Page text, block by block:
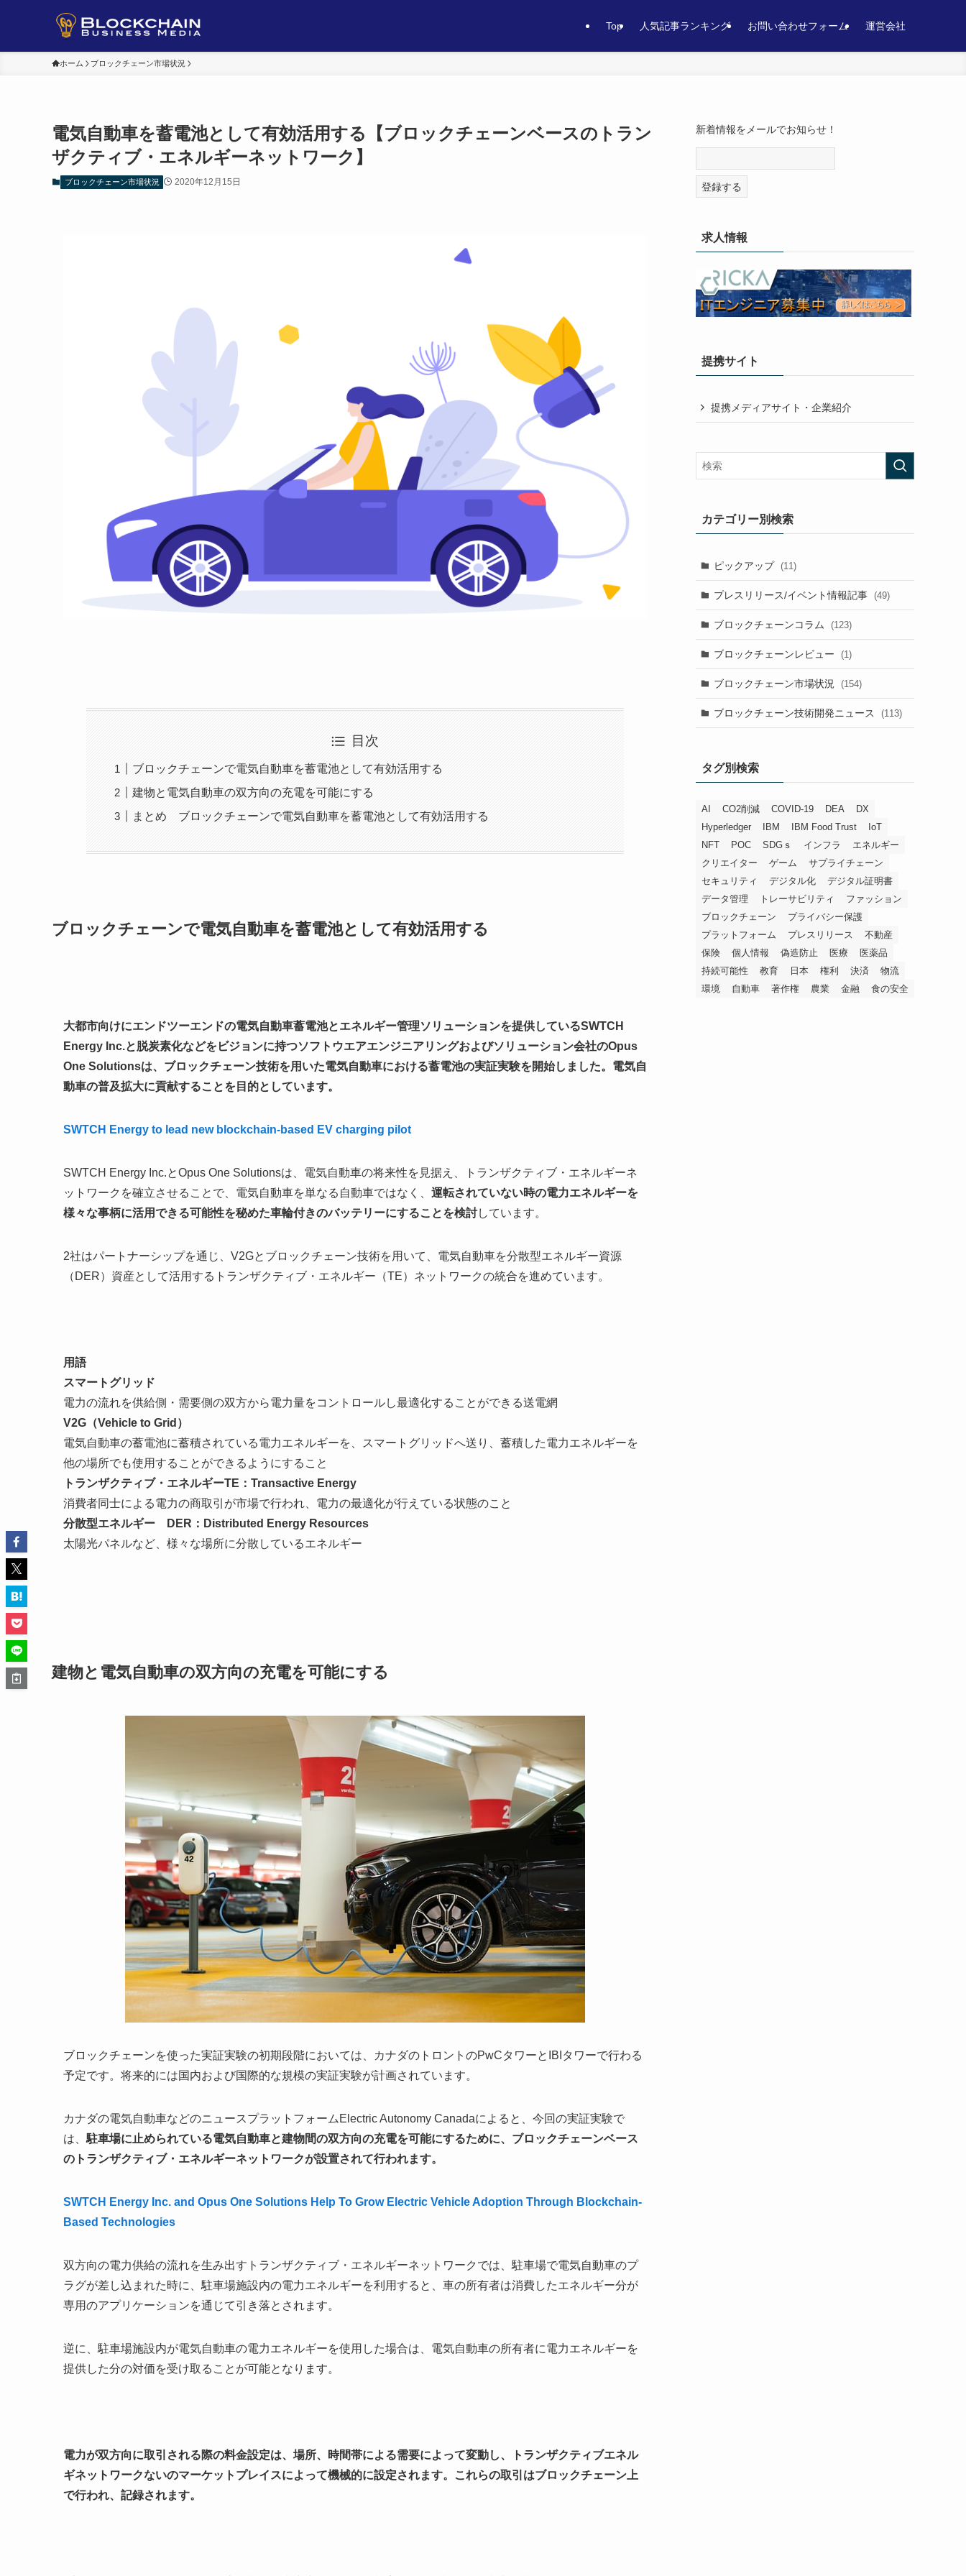
Top 人気記事ランキング お問い合わせフォーム 運営会社
ホーム ブロックチェーン市場状況
電気自動車を蓄電池として有効活用する【ブロックチェーンベースのトラン
ザクティブ・エネルギーネットワーク】
ブロックチェーン市場状況 2020年12月15日
目次
ブロックチェーンで電気自動車を蓄電池として有効活用する
建物と電気自動車の双方向の充電を可能にする
まとめ ブロックチェーンで電気自動車を蓄電池として有効活用する
ブロックチェーンで電気自動車を蓄電池として有効活用する
大都市向けにエンドツーエンドの電気自動車蓄電池とエネルギー管理ソリューションを提供しているSWTCH
Energy Inc.と脱炭素化などをビジョンに持つソフトウエアエンジニアリングおよびソリューション会社のOpus
One Solutionsは、ブロックチェーン技術を用いた電気自動車における蓄電池の実証実験を開始しました。電気自
動車の普及拡大に貢献することを目的としています。
SWTCH Energy to lead new blockchain-based EV charging pilot
SWTCH Energy Inc.とOpus One Solutionsは、電気自動車の将来性を見据え、トランザクティブ・エネルギーネ
ットワークを確立させることで、電気自動車を単なる自動車ではなく、 運転されていない時の電力エネルギーを
様々な事柄に活用できる可能性を秘めた車輪付きのバッテリーにすることを検討しています。
2社はパートナーシップを通じ、V2Gとブロックチェーン技術を用いて、電気自動車を分散型エネルギー資源
（DER）資産として活用するトランザクティブ・エネルギー（TE）ネットワークの統合を進めています。
用語
スマートグリッド
電力の流れを供給側・需要側の双方から電力量をコントロールし最適化することができる送電網
V2G（Vehicle to Grid）
電気自動車の蓄電池に蓄積されている電力エネルギーを、スマートグリッドへ送り、蓄積した電力エネルギーを
他の場所でも使用することができるようにすること
トランザクティブ・エネルギーTE：Transactive Energy
消費者同士による電力の商取引が市場で行われ、電力の最適化が行えている状態のこと
分散型エネルギー DER：Distributed Energy Resources
太陽光パネルなど、様々な場所に分散しているエネルギー
建物と電気自動車の双方向の充電を可能にする
ブロックチェーンを使った実証実験の初期段階においては、カナダのトロントのPwCタワーとIBIタワーで行わる
予定です。将来的には国内および国際的な規模の実証実験が計画されています。
カナダの電気自動車などのニュースプラットフォームElectric Autonomy Canadaによると、今回の実証実験で
は、 駐車場に止められている電気自動車と建物間の双方向の充電を可能にするために、ブロックチェーンベース
のトランザクティブ・エネルギーネットワークが設置されて行われます。
SWTCH Energy Inc. and Opus One Solutions Help To Grow Electric Vehicle Adoption Through Blockchain-
Based Technologies
双方向の電力供給の流れを生み出すトランザクティブ・エネルギーネットワークでは、駐車場で電気自動車のプ
ラグが差し込まれた時に、駐車場施設内の電力エネルギーを利用すると、車の所有者は消費したエネルギー分が
専用のアプリケーションを通じて引き落とされます。
逆に、駐車場施設内が電気自動車の電力エネルギーを使用した場合は、電気自動車の所有者に電力エネルギーを
提供した分の対価を受け取ることが可能となります。
電力が双方向に取引される際の料金設定は、場所、時間帯による需要によって変動し、トランザクティブエネル
ギネットワークないのマーケットプレイスによって機械的に設定されます。これらの取引はブロックチェーン上
で行われ、記録されます。
新着情報をメールでお知らせ！
求人情報
提携サイト
提携メディアサイト・企業紹介
カテゴリー別検索
ピックアップ (11)
プレスリリース/イベント情報記事 (49)
ブロックチェーンコラム (123)
ブロックチェーンレビュー (1)
ブロックチェーン市場状況 (154)
ブロックチェーン技術開発ニュース (113)
タグ別検索
AI CO2削減 COVID-19 DEA
DX
Hyperledger
IBM IBM Food Trust
IoT
NFT
POC SDGｓ インフラ
エネルギー
クリエイター
ゲーム
サプライチェーン
セキュリティ
デジタル化
デジタル証明書
データ管理
トレーサビリティ
ファッション
ブロックチェーン
プライバシー保護
プラットフォーム
プレスリリース
不動産
保険
個人情報 偽造防止 医療
医薬品
持続可能性
教育 日本 権利 決済
物流
環境
自動車 著作権 農業 金融 食の安全